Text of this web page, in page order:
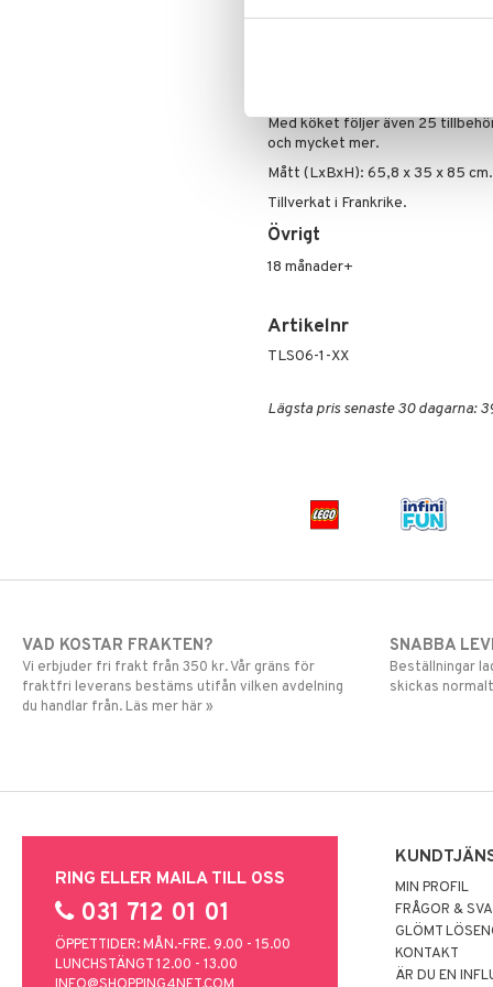
vardagsaktiviteter när du vrider
Naturligtvis kan du även laga
diskho, en espressomaskin
sidodelar kan fällas ut, så att
Med köket följer även 25
och mycket mer.
Mått (LxBxH): 65,8 x 35 x 85 cm.
Tillverkat i Frankrike.
Övrigt
18 månader+
Artikelnr
TLS06-1-XX
Lägsta pris senaste 30 dagarna:
VAD KOSTAR FRAKTEN?
Vi erbjuder fri frakt från 350 kr. Vår gräns för
fraktfri leverans bestäms utifån vilken avdelning
du handlar från. Läs mer här »
SNABBA
Beställningar
skickas
RING ELLER MAILA TILL OSS
031 712 01 01
ÖPPETTIDER: MÅN.-FRE. 9.00 - 15.00
LUNCHSTÄNGT 12.00 - 13.00
MIN PROFIL
FRÅGOR &
GLÖMT
KONTAKT
ÄR DU EN